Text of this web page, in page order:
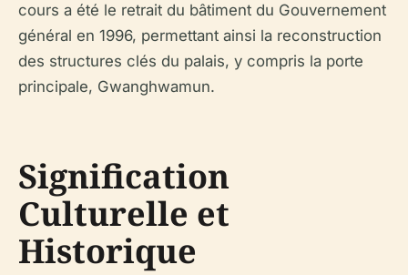
cours a été le retrait du bâtiment du Gouvernement
général en 1996, permettant ainsi la reconstruction
des structures clés du palais, y compris la porte
principale, Gwanghwamun.
Signification
Culturelle et
Historique